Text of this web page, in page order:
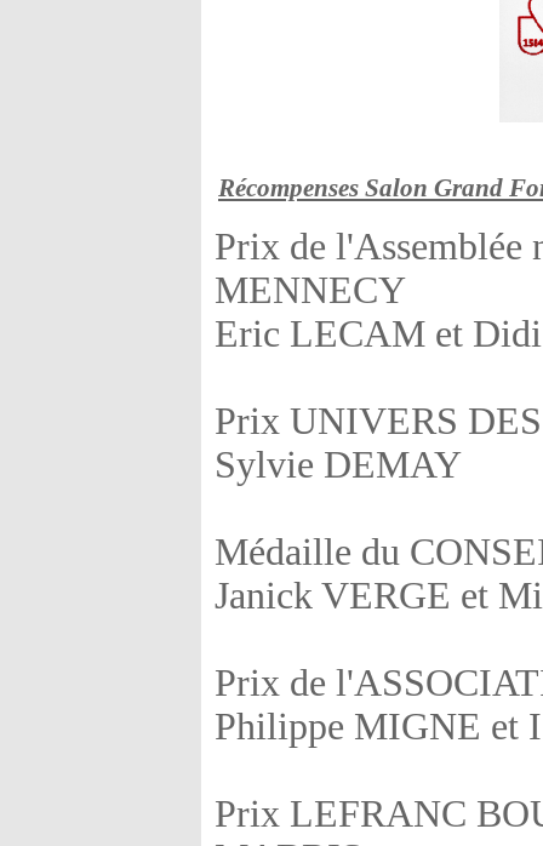
Récompenses Salon Grand
Prix de l'Assemblée
MENNECY
Eric LECAM et
Prix UNIVERS
Sylvie DEMAY
Médaille du
Janick VERGE et
Prix de
Philippe MIGNE et
Prix LEFRANC